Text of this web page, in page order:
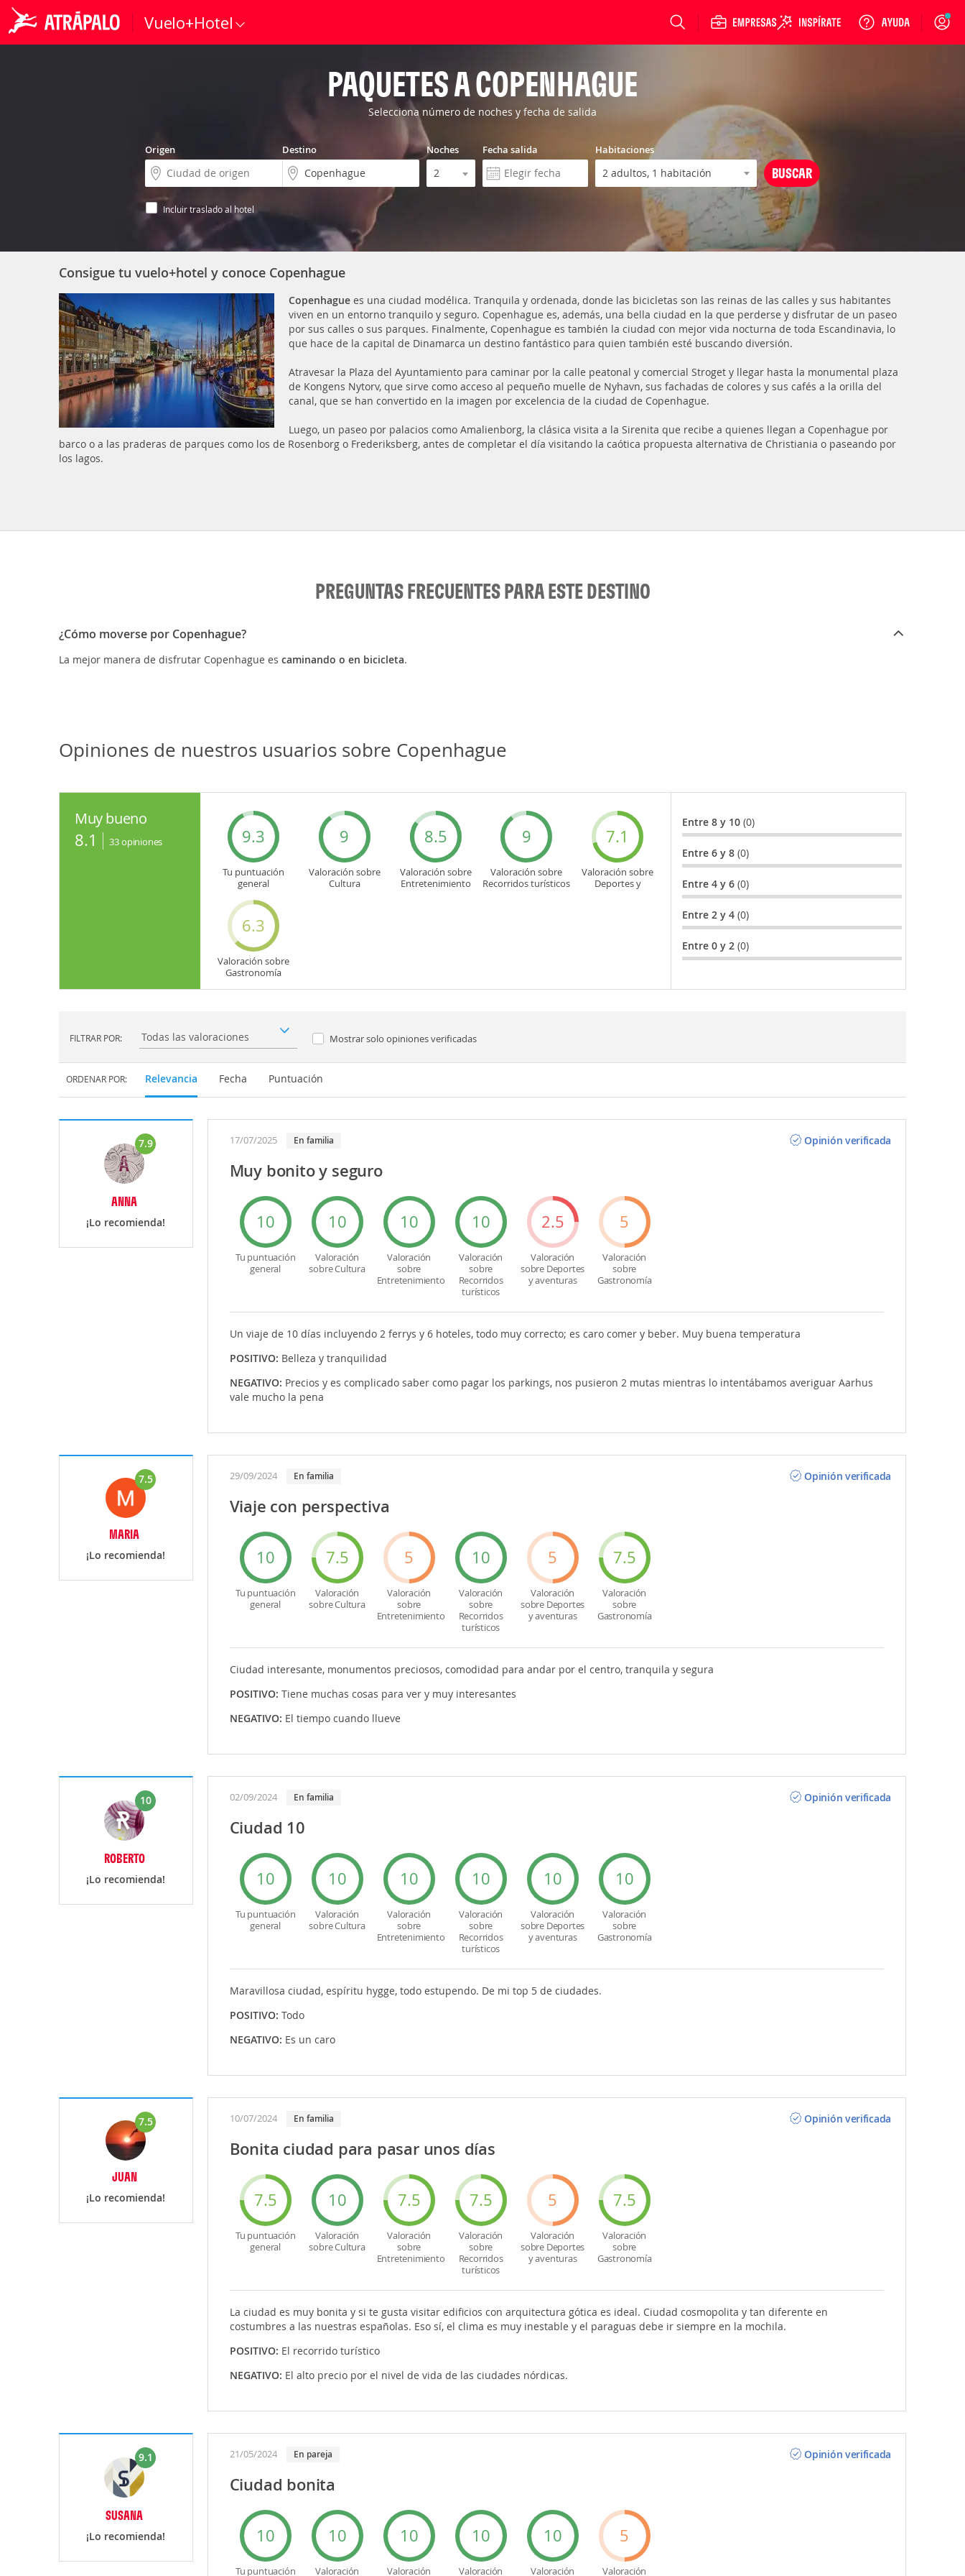
Vuelo+Hotel Login
PAQUETES A COPENHAGUE
Selecciona número de noches y fecha de salida
Origen Destino Noches Fecha salida Habitaciones
Incluir traslado al hotel
Consigue tu vuelo+hotel y conoce Copenhague
Copenhague es una ciudad modélica. Tranquila y ordenada, donde las bicicletas son las reinas de las calles y sus habitantes
viven en un entorno tranquilo y seguro. Copenhague es, además, una bella ciudad en la que perderse y disfrutar de un paseo
por sus calles o sus parques. Finalmente, Copenhague es también la ciudad con mejor vida nocturna de toda Escandinavia, lo
que hace de la capital de Dinamarca un destino fantástico para quien también esté buscando diversión.
Atravesar la Plaza del Ayuntamiento para caminar por la calle peatonal y comercial Stroget y llegar hasta la monumental plaza
de Kongens Nytorv, que sirve como acceso al pequeño muelle de Nyhavn, sus fachadas de colores y sus cafés a la orilla del
canal, que se han convertido en la imagen por excelencia de la ciudad de Copenhague.
Luego, un paseo por palacios como Amalienborg, la clásica visita a la Sirenita que recibe a quienes llegan a Copenhague por
barco o a las praderas de parques como los de Rosenborg o Frederiksberg, antes de completar el día visitando la caótica propuesta alternativa de Christiania o paseando por
los lagos.
PREGUNTAS FRECUENTES PARA ESTE DESTINO
¿Cómo moverse por Copenhague?
La mejor manera de disfrutar Copenhague es caminando o en bicicleta.
Opiniones de nuestros usuarios sobre Copenhague
Muy bueno
8.1 33opiniones 9.3
Tu puntuación
general
9
Valoración sobre
Cultura
8.5
Valoración sobre
Entretenimiento
9
Valoración sobre
Recorridos turísticos
7.1
Valoración sobre
Deportes y
6.3
Valoración sobre
Gastronomía
Entre 8 y 10 (0)
Entre 6 y 8 (0)
Entre 4 y 6 (0)
Entre 2 y 4 (0)
Entre 0 y 2 (0)
FILTRAR POR: Filtrar por: Mostrar solo opiniones verificadas
ORDENAR POR: Relevancia Fecha Puntuación
7.9
ANNA
¡Lo recomienda!
17/07/2025 En familia Opinión verificada
Muy bonito y seguro
10
Tu puntuación
general
10
Valoración
sobre Cultura
10
Valoración
sobre
Entretenimiento
10
Valoración
sobre
Recorridos
turísticos
2.5
Valoración
sobre Deportes
y aventuras
5
Valoración
sobre
Gastronomía
Un viaje de 10 días incluyendo 2 ferrys y 6 hoteles, todo muy correcto; es caro comer y beber. Muy buena temperatura
POSITIVO: Belleza y tranquilidad
NEGATIVO: Precios y es complicado saber como pagar los parkings, nos pusieron 2 mutas mientras lo intentábamos averiguar Aarhus
vale mucho la pena
7.5
MARIA
¡Lo recomienda!
29/09/2024 En familia Opinión verificada
Viaje con perspectiva
10
Tu puntuación
general
7.5
Valoración
sobre Cultura
5
Valoración
sobre
Entretenimiento
10
Valoración
sobre
Recorridos
turísticos
5
Valoración
sobre Deportes
y aventuras
7.5
Valoración
sobre
Gastronomía
Ciudad interesante, monumentos preciosos, comodidad para andar por el centro, tranquila y segura
POSITIVO: Tiene muchas cosas para ver y muy interesantes
NEGATIVO: El tiempo cuando llueve
10
ROBERTO
¡Lo recomienda!
02/09/2024 En familia Opinión verificada
Ciudad 10
10
Tu puntuación
general
10
Valoración
sobre Cultura
10
Valoración
sobre
Entretenimiento
10
Valoración
sobre
Recorridos
turísticos
10
Valoración
sobre Deportes
y aventuras
10
Valoración
sobre
Gastronomía
Maravillosa ciudad, espíritu hygge, todo estupendo. De mi top 5 de ciudades.
POSITIVO: Todo
NEGATIVO: Es un caro
7.5
JUAN
¡Lo recomienda!
10/07/2024 En familia Opinión verificada
Bonita ciudad para pasar unos días
7.5
Tu puntuación
general
10
Valoración
sobre Cultura
7.5
Valoración
sobre
Entretenimiento
7.5
Valoración
sobre
Recorridos
turísticos
5
Valoración
sobre Deportes
y aventuras
7.5
Valoración
sobre
Gastronomía
La ciudad es muy bonita y si te gusta visitar edificios con arquitectura gótica es ideal. Ciudad cosmopolita y tan diferente en
costumbres a las nuestras españolas. Eso sí, el clima es muy inestable y el paraguas debe ir siempre en la mochila.
POSITIVO: El recorrido turístico
NEGATIVO: El alto precio por el nivel de vida de las ciudades nórdicas.
9.1
SUSANA
¡Lo recomienda!
21/05/2024 En pareja Opinión verificada
Ciudad bonita
10
Tu puntuación
10
Valoración
10
Valoración
10
Valoración
10
Valoración
5
Valoración